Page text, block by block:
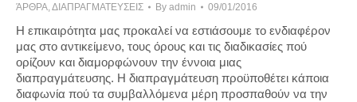
ΆΡΘΡΑ,ΔΙΑΠΡΑΓΜΑΤΕΥΣΕΙΣ By admin 09/01/2016
Η επικαιρότητα μας προκαλεί να εστιάσουμε το ενδιαφέρον
μας στο αντικείμενο, τους όρους και τις διαδικασίες πού
ορίζουν και διαμορφώνουν την έννοια μιας
διαπραγμάτευσης. Η διαπραγμάτευση προϋποθέτει κάποια
διαφωνία πού τα συμβαλλόμενα μέρη προσπαθούν να την